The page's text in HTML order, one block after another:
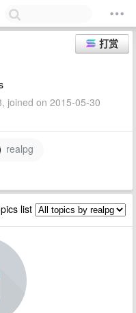
打赏
joined on 2015-05-30
realpg
list